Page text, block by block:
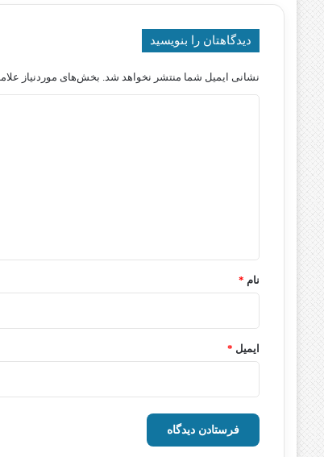
دیدگاهتان را بنویسید
نشانی ایمیل شما منتشر نخواهد شد. بخش‌های موردنیاز
نام *
ایمیل *